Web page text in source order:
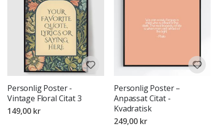
Personlig Poster -
Vintage Floral Citat 3
149,00 kr
Personlig Poster –
Anpassat Citat -
Kvadratisk
249,00 kr